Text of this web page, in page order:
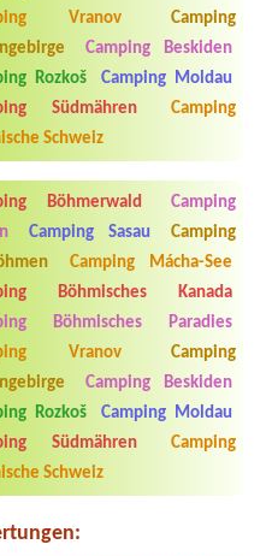
ab 2026-08-07 |
Kemp Úbislav
chatová osada
chatku s WC
ab 2026-08-19 |
Camp Vřesná
und 2 Personen
Vranov
Camping
Camping Beskiden
Rozkoš
Camping Moldau
Südmähren
Camping
Schweiz
Böhmerwald
Camping
Camping Sasau
Camping
Camping Mácha-See
Böhmisches Kanada
Böhmisches Paradies
Vranov
Camping
Camping Beskiden
Rozkoš
Camping Moldau
Südmähren
Camping
Schweiz
zde v týdnu od 25.7. do 1.8.
Kemp jako takový je pěkný. V
i na WC bylo vždy čisto,
papír i utěrky, což při
návštěvníků není
kebab a další občerstvení.